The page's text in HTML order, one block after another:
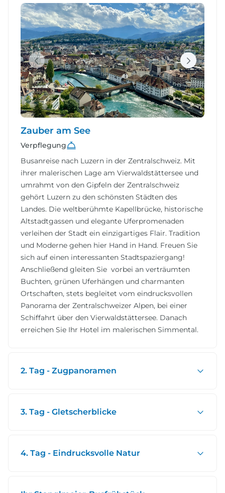
Zauber am See
Verpflegung
Busanreise nach Luzern in der Zentralschweiz. Mit
ihrer malerischen Lage am Vierwaldstättersee und
umrahmt von den Gipfeln der Zentralschweiz
gehört Luzern zu den schönsten Städten des
Landes. Die weltberühmte Kapellbrücke, historische
Altstadtgassen und elegante Uferpromenaden
verleihen der Stadt ein einzigartiges Flair. Tradition
und Moderne gehen hier Hand in Hand. Freuen Sie
sich auf einen interessanten Stadtspaziergang!
Anschließend gleiten Sie vorbei an verträumten
Buchten, grünen Uferhängen und charmanten
Ortschaften, stets begleitet vom eindrucksvollen
Panorama der Zentralschweizer Alpen, bei einer
Schiffahrt über den Vierwaldstättersee. Danach
erreichen Sie Ihr Hotel im malerischen Simmental.
2. Tag - Zugpanoramen
3. Tag - Gletscherblicke
4. Tag - Eindrucksvolle Natur